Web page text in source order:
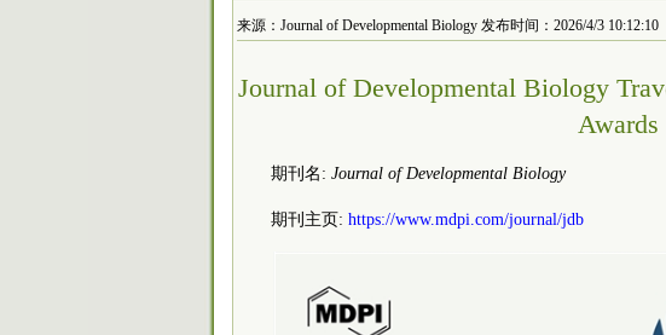
来源：Journal of Developmental Biology 发布时间：2026/4/3 10:12:10
Journal of Developmental Biology
Awards
期刊名: Journal of Developmental Biology
期刊主页: https://www.mdpi.com/journal/jdb